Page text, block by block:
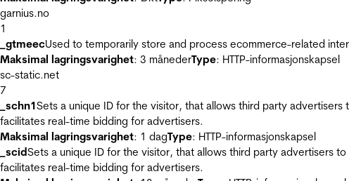
garnius.no
1
_gtmeecUsed to temporarily store and process ecommerce-related
Maksimal lagringsvarighet: 3 månederType: HTTP-informasjonskapsel
sc-static.net
7
_schn1Sets a unique ID for the visitor, that allows third party
facilitates real-time bidding for advertisers.
Maksimal lagringsvarighet: 1 dagType: HTTP-informasjonskapsel
_scidSets a unique ID for the visitor, that allows third party advertisers
facilitates real-time bidding for advertisers.